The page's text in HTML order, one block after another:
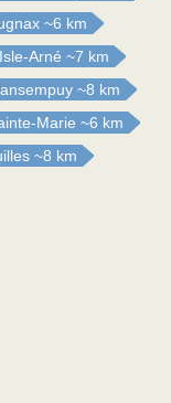
~6 km
Arné ~7 km
~8 km
Marie ~6 km
~8 km